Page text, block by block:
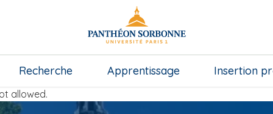
Recherche Apprentissage Insertion
allowed.